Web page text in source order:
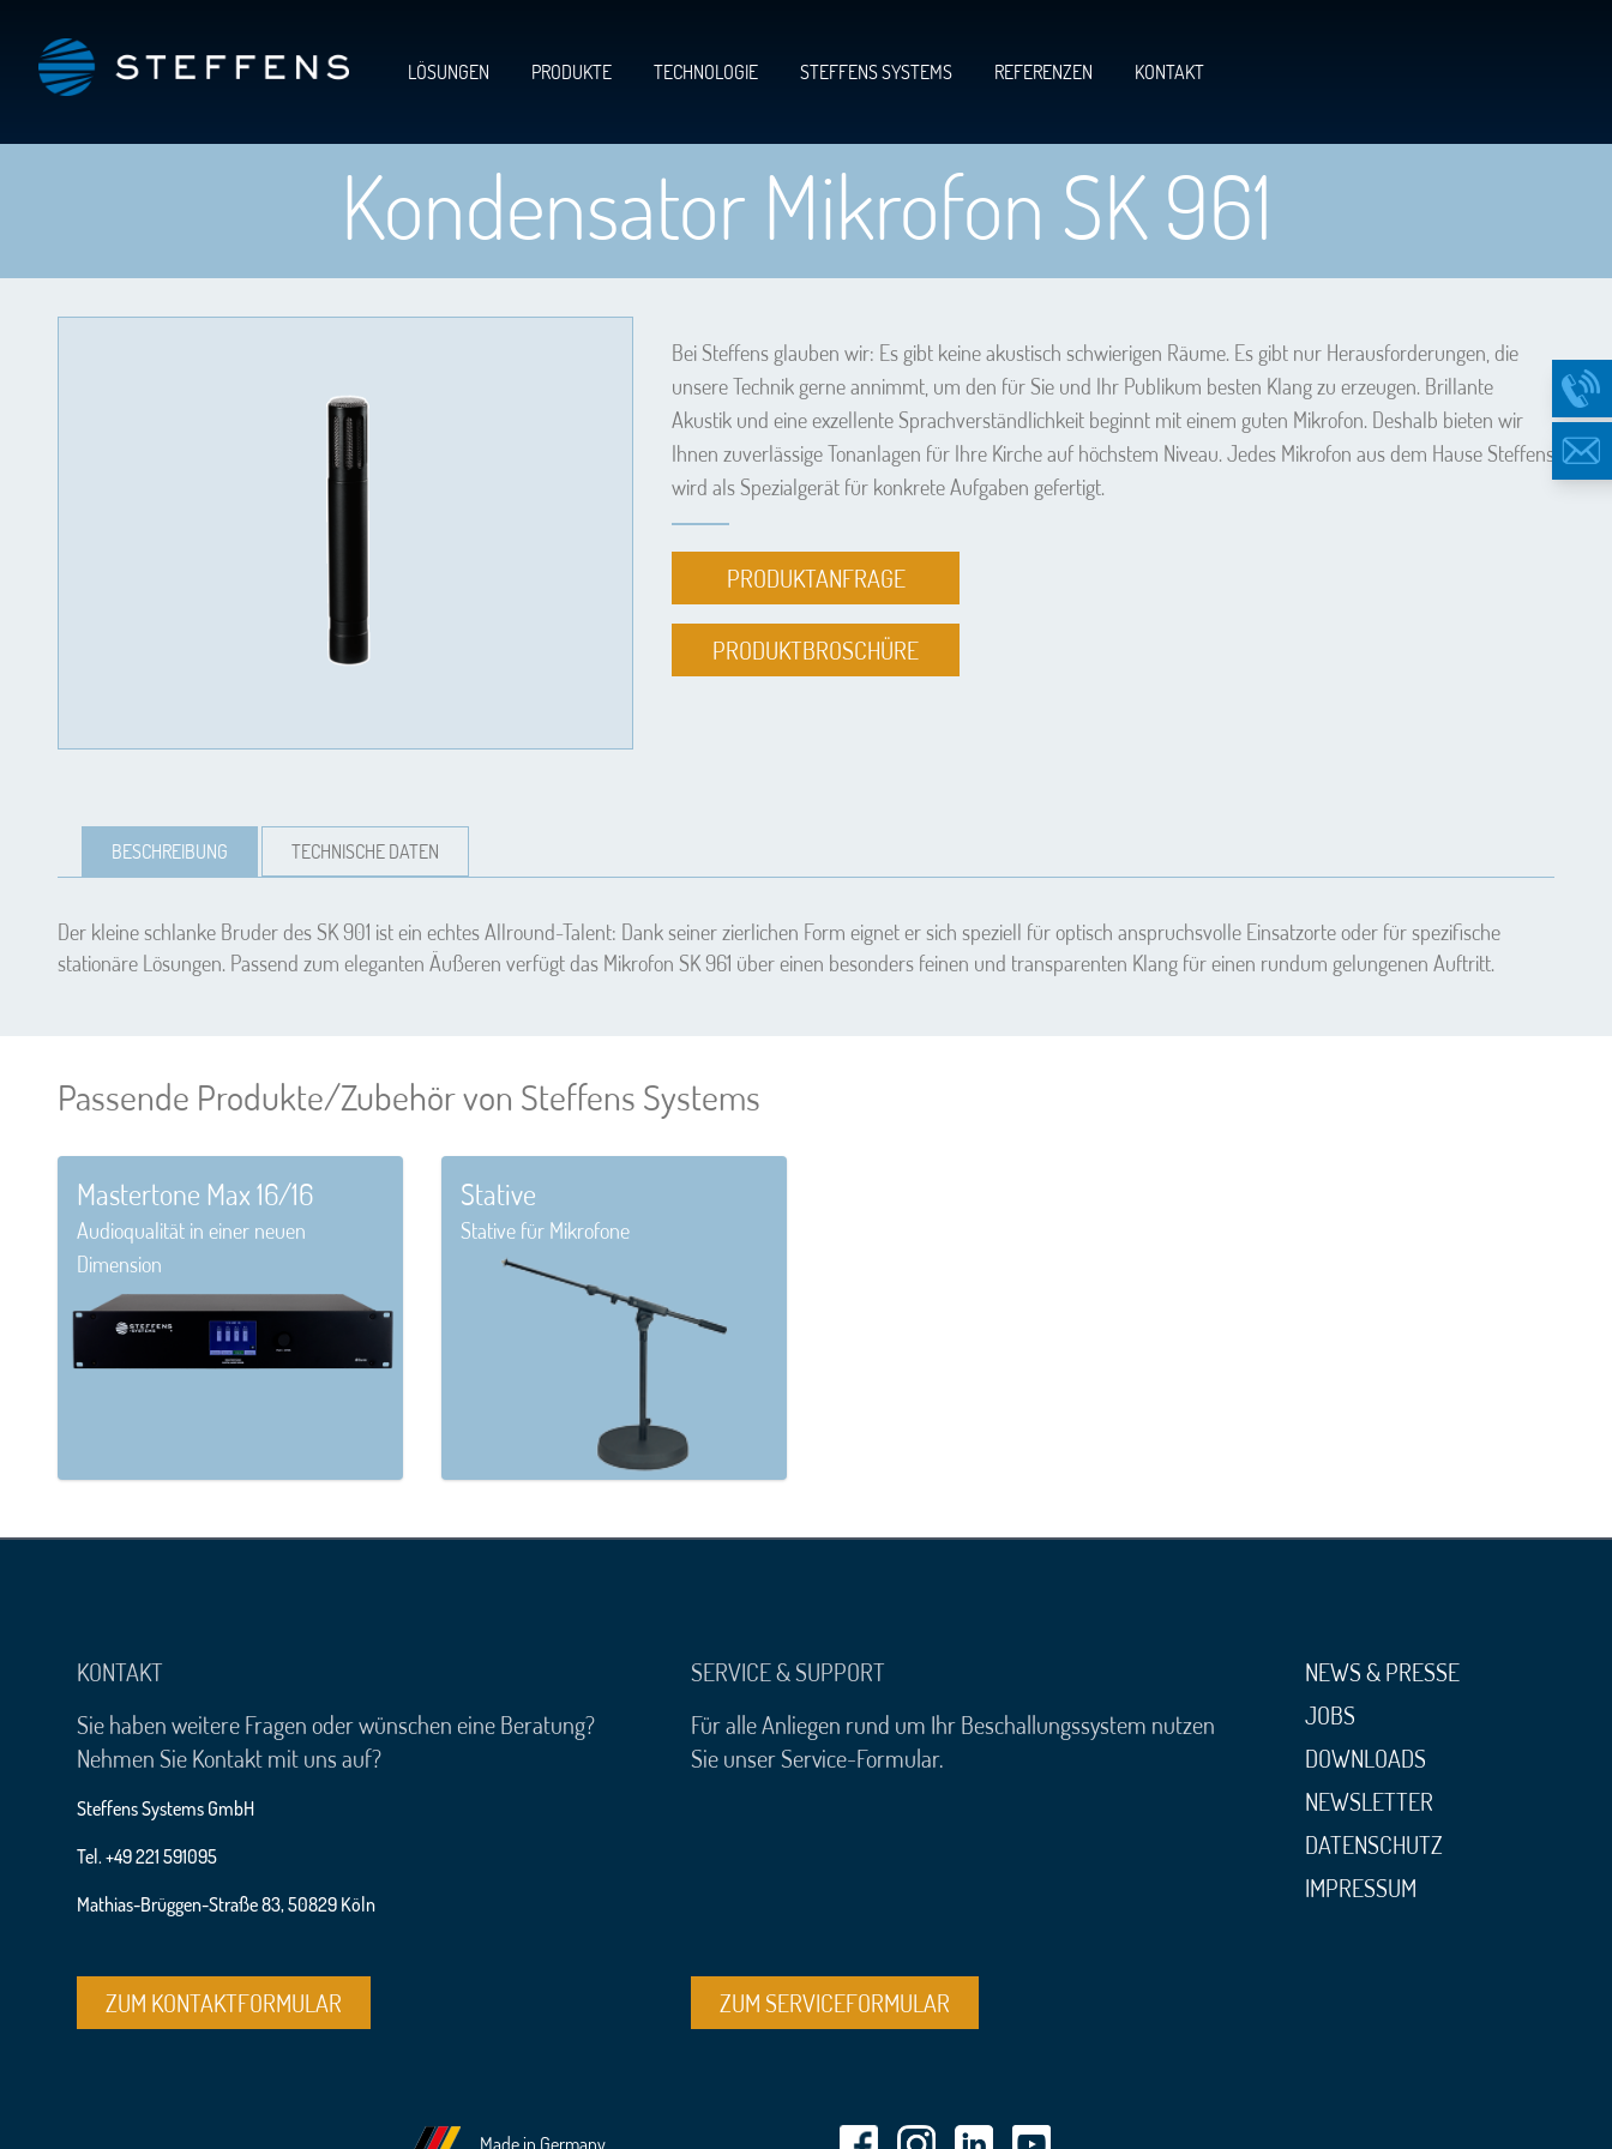
LÖSUNGEN PRODUKTE TECHNOLOGIE STEFFENS SYSTEMS REFERENZEN KONTAKT
Kondensator Mikrofon SK 961
Bei Steffens glauben wir: Es gibt keine akustisch schwierigen Räume. Es gibt nur Herausforderungen, die
unsere Technik gerne annimmt, um den für Sie und Ihr Publikum besten Klang zu erzeugen. Brillante
Akustik und eine exzellente Sprachverständlichkeit beginnt mit einem guten Mikrofon. Deshalb bieten wir
Ihnen zuverlässige Tonanlagen für Ihre Kirche auf höchstem Niveau. Jedes Mikrofon aus dem Hause Steffens
wird als Spezialgerät für konkrete Aufgaben gefertigt.
PRODUKTANFRAGE
PRODUKTBROSCHÜRE
BESCHREIBUNG TECHNISCHE DATEN
Der kleine schlanke Bruder des SK 901 ist ein echtes Allround-Talent: Dank seiner zierlichen Form eignet er sich speziell für optisch anspruchsvolle Einsatzorte oder für spezifische
stationäre Lösungen. Passend zum eleganten Äußeren verfügt das Mikrofon SK 961 über einen besonders feinen und transparenten Klang für einen rundum gelungenen Auftritt.
Passende Produkte/Zubehör von Steffens Systems
Mastertone Max 16/16
Audioqualität in einer neuen
Dimension
Stative
Stative für Mikrofone
KONTAKT
Sie haben weitere Fragen oder wünschen eine Beratung?
Nehmen Sie Kontakt mit uns auf?
Steffens Systems GmbH
Tel. +49 221 591095
Mathias-Brüggen-Straße 83, 50829 Köln
ZUM KONTAKTFORMULAR
SERVICE & SUPPORT
Für alle Anliegen rund um Ihr Beschallungssystem nutzen
Sie unser Service-Formular.
ZUM SERVICEFORMULAR
NEWS & PRESSE
JOBS
DOWNLOADS
NEWSLETTER
DATENSCHUTZ
IMPRESSUM
Made in Germany